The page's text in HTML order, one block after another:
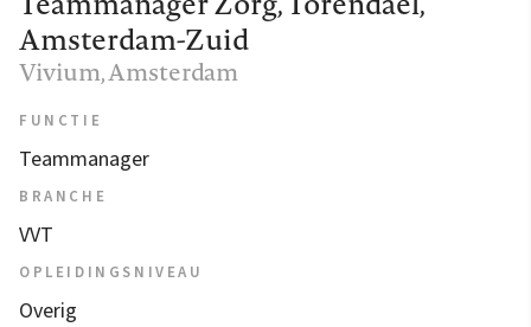
Amsterdam-Zuid
Vivium, Amsterdam
FUNCTIE
Teammanager
BRANCHE
VVT
OPLEIDINGSNIVEAU
Overig